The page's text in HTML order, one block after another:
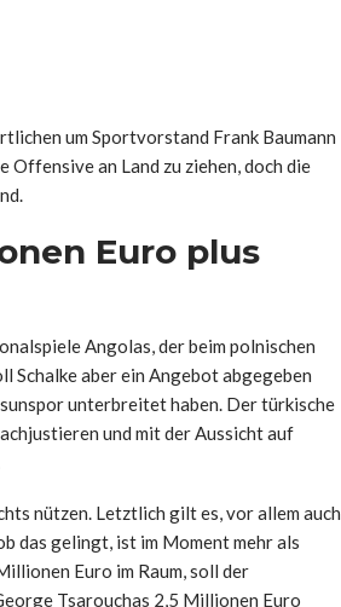
um Sportvorstand Frank Baumann
an Land zu ziehen, doch die
Euro plus
Angolas, der beim polnischen
Schalke aber ein Angebot abgegeben
unterbreitet haben. Der türkische
und mit der Aussicht auf
nützen. Letztlich gilt es, vor allem auch
das gelingt, ist im Moment mehr als
Euro im Raum, soll der
Tsarouchas 2,5 Millionen Euro